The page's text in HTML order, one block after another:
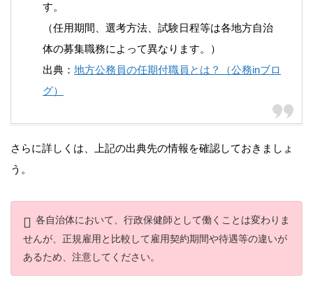
す。
（任用期間、選考方法、試験日程等は各地方自治
体の募集職務によって異なります。）
出典： 地方公務員の任期付職員とは？（公務inブロ
グ）
さらに詳しくは、上記の出典先の情報を確認しておきましょ
う。
各自治体において、行政保健師として働くことは変わりま
せんが、正規雇用と比較して雇用契約期間や待遇等の違いが
あるため、注意してください。